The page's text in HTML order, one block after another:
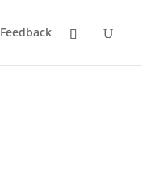
Feedback